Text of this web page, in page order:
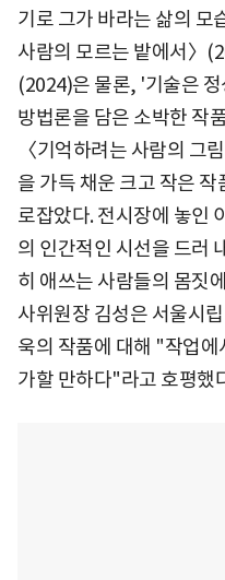
기로 그가 바라는 삶의 모
사람의 모르는 밭에서〉
(2024)은 물론, '기술은
방법론을 담은 소박한 작
〈기억하려는 사람의 그
을 가득 채운 크고 작은
로잡았다. 전시장에 놓인
의 인간적인 시선을 드러
히 애쓰는 사람들의 몸짓
사위원장 김성은 서울시
욱의 작품에 대해 "작업
가할 만하다"라고 호평했